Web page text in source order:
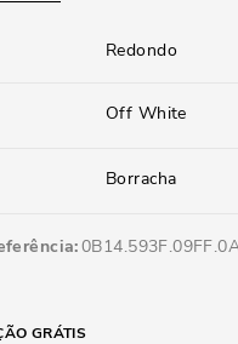
Redondo
Off White
Borracha
GRÁTIS